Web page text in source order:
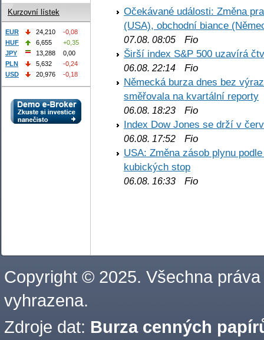
Očekávané události: Změna
(USA), obchodní biance
07.08. 08:05 Fio
Širší index S&P 500 uzavírá
06.08. 22:14 Fio
Německá burza dnes bez
směřovala na kvartální reporty
06.08. 18:23 Fio
Index Dow Jones se drží v
06.08. 17:52 Fio
USA: Změna zásob plynu
kubických stop
06.08. 16:33 Fio
Kurzovní lístek
EUR 24,210
-0,08
HUF
6,655
+0,35
JPY
13,288
0,00
PLN
5,632
-0,24
USD
20,976 -0,18
Copyright © 2025. Všechna práva
vyhrazena.
Zdroje dat: Burza cenných